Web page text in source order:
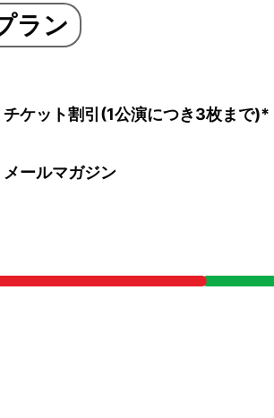
ラン
チケット割引(1公演につき3枚まで)*
メールマガジン